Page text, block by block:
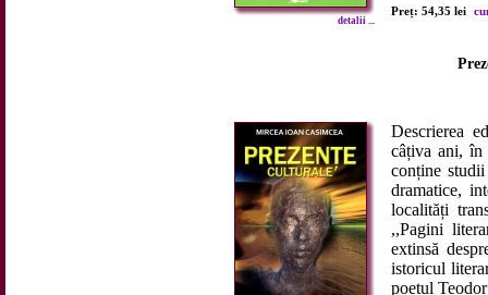
detalii ...
Preț: 54,35 lei
Descrierea
câțiva ani, în
conține
dramatice,
localități
,,Pagini
extinsă
istoricul
poetul